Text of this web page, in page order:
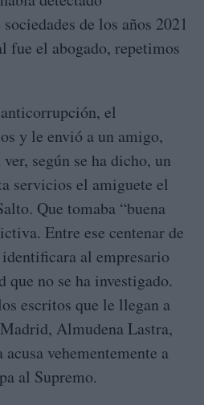
de los años 2021
fue el abogado, repetimos
el
y le envió a un amigo,
según se ha dicho, un
servicios el amiguete el
Que tomaba “buena
Entre ese centenar de
al empresario
no se ha investigado.
escritos que le llegan a
Almudena Lastra,
vehementemente a
al Supremo.